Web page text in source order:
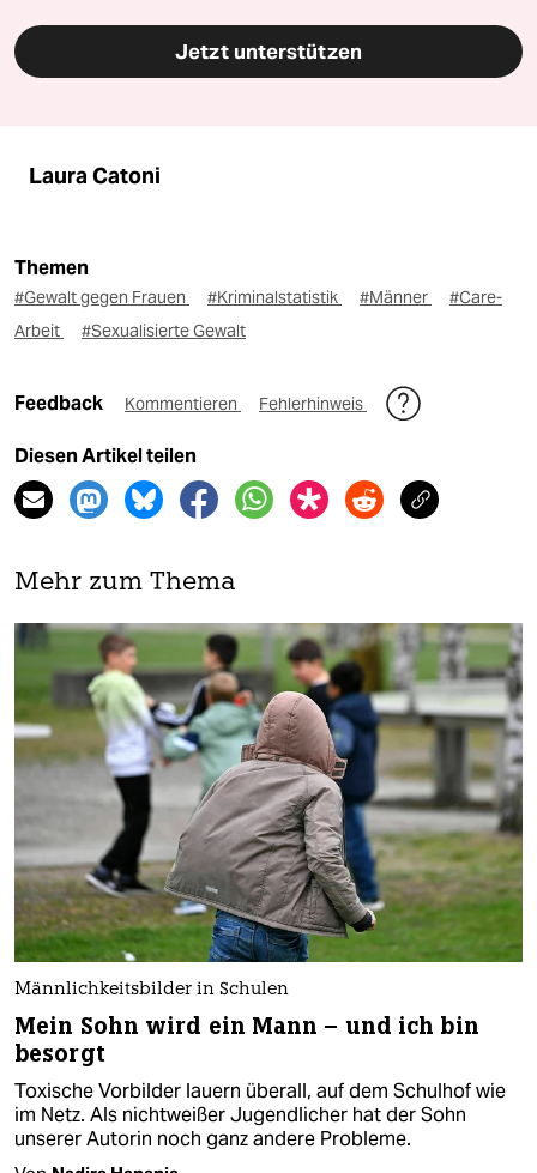
Jetzt unterstützen
Laura Catoni
Themen
#Gewalt gegen Frauen #Kriminalstatistik #Männer
#Care-
Arbeit
#Sexualisierte Gewalt
Feedback Kommentieren Fehlerhinweis
Diesen Artikel teilen
Mehr zum Thema
Männlichkeitsbilder in Schulen
Mein Sohn wird ein Mann – und ich bin
besorgt
Toxische Vorbilder lauern überall, auf dem Schulhof wie
im Netz. Als nichtweißer Jugendlicher hat der Sohn
unserer Autorin noch ganz andere Probleme.